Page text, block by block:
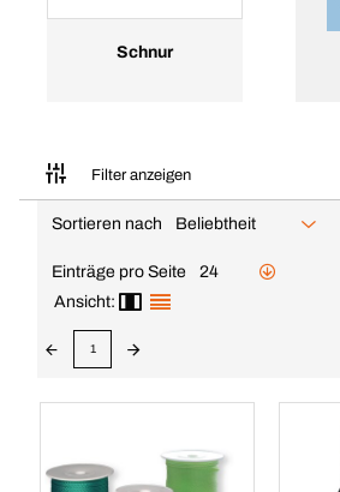
Schnur
Filter anzeigen
Sortieren nach Beliebtheit
Einträge pro Seite
24
Ansicht:
1